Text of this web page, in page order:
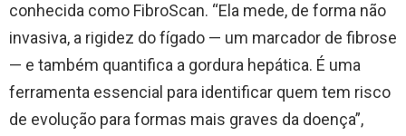
conhecida como FibroScan. “Ela mede, de forma não
invasiva, a rigidez do fígado — um marcador de fibrose
— e também quantifica a gordura hepática. É uma
ferramenta essencial para identificar quem tem risco
de evolução para formas mais graves da doença”,